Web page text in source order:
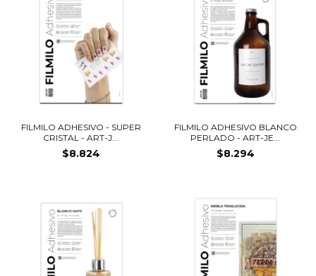
FILMILO ADHESIVO - SUPER
CRISTAL - ART-J...
$8.824
FILMILO ADHESIVO BLANCO
PERLADO - ART-JE...
$8.294